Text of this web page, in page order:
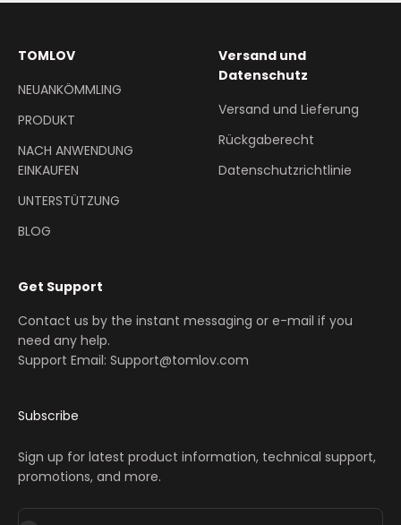
TOMLOV
NEUANKÖMMLING
PRODUKT
NACH ANWENDUNG
EINKAUFEN
UNTERSTÜTZUNG
BLOG
Versand und
Datenschutz
Versand und Lieferung
Rückgaberecht
Datenschutzrichtlinie
Get Support
Contact us by the instant messaging or e-mail if you
need any help.
Support Email: Support@tomlov.com
Subscribe
Sign up for latest product information, technical support,
promotions, and more.